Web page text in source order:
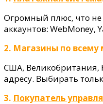
Огромный плюс, что не
аккаунтов: WebMoney,
2. Магазины по всему
США, Великобритания,
адресу. Выбирать
3. Покупатель